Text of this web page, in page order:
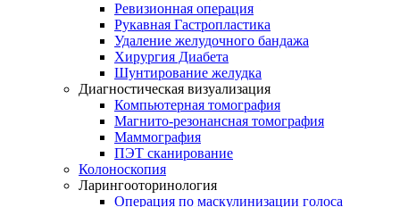
Ревизионная операция
Рукавная Гастропластика
Удаление желудочного бандажа
Хирургия Диабета
Шунтирование желудка
Диагностическая визуализация
Компьютерная томография
Магнито-резонансная томография
Маммография
ПЭТ сканирование
Колоноскопия
Ларингооторинология
Операция по маскулинизации голоса